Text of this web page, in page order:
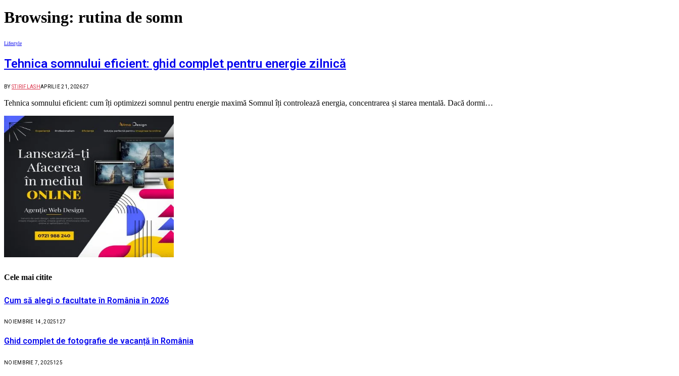
Browsing: rutina de somn
Lifestyle
Tehnica somnului eficient: ghid complet pentru energie zilnică
BY STIRIFLASHAPRILIE 21, 202627
Tehnica somnului eficient: cum îți optimizezi somnul pentru energie maximă Somnul îți controlează energia, concentrarea și starea mentală. Dacă dormi…
Cele mai citite
Cum să alegi o facultate în România în 2026
NOIEMBRIE 14, 2025127
Ghid complet de fotografie de vacanță în România
NOIEMBRIE 7, 2025125